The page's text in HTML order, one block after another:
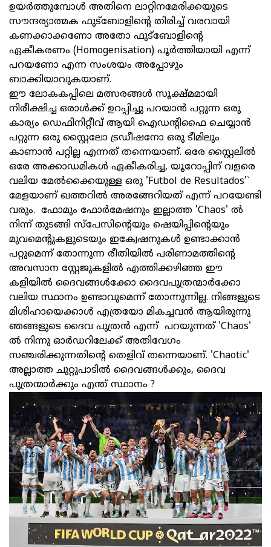
ഉയര്‍ത്തുമ്പോള്‍ അതിനെ ലാറ്റിനമേരിക്കയുടെ
സൗന്ദര്യാത്മക ഫുട്ബോളിന്റെ തിരിച്ച് വരവായി
കണക്കാക്കണോ അതോ ഫുട്ബോളിന്റെ
ഏകീകരണം (Homogenisation) പൂർത്തിയായി എന്ന്
പറയണോ എന്ന സംശയം അപ്പോഴും
ബാക്കിയാവുകയാണ്.
ഈ ലോകകപ്പിലെ മത്സരങ്ങള്‍ സൂക്ഷ്മമായി
നിരീക്ഷിച്ച ഒരാള്‍ക്ക് ഉറപ്പിച്ചു പറയാൻ പറ്റുന്ന ഒരു
കാര്യം ഡെഫിനിറ്റീവ് ആയി ഐഡന്റിഫൈ ചെയ്യാൻ
പറ്റുന്ന ഒരു സ്റ്റൈലോ ട്രഡീഷനോ ഒരു ടീമിലും
കാണാൻ പറ്റില്ല എന്നത് തന്നെയാണ്. ഒരേ സ്റ്റൈലിൽ
ഒരേ അക്കാഡമികൾ ഏകീകരിച്ച, യൂറോപ്പിന് വളരെ
വലിയ മേല്‍ക്കൈയുള്ള ഒരു 'Futbol de Resultados'`
മേളയാണ് ഖത്തറിൽ അരങ്ങേറിയത് എന്ന് പറയേണ്ടി
വരും. ഫോമും ഫോർമേഷനും ഇല്ലാത്ത 'Chaos' ൽ
നിന്ന് തുടങ്ങി സ്പേസിന്റെയും ഷെയിപ്പിന്റെയും
മുവമെന്റുകളുടെയും ഇക്വേഷനുകള്‍ ഉണ്ടാക്കാൻ
പറ്റുമെന്ന് തോന്നുന്ന രീതിയില്‍ പരിണാമത്തിന്റെ
അവസാന സ്റ്റേജുകളിൽ എത്തിക്കഴിഞ്ഞ ഈ
കളിയിൽ ദൈവങ്ങൾക്കോ ദൈവപുത്രന്മാർക്കോ
വലിയ സ്ഥാനം ഉണ്ടാവുമെന്ന് തോന്നുന്നില്ല. നിങ്ങളുടെ
മിശിഹായെക്കാൾ എത്രയോ മികച്ചവൻ ആയിരുന്നു
ഞങ്ങളുടെ ദൈവ പുത്രൻ എന്ന് പറയുന്നത് 'Chaos'
ല്‍ നിന്നു ഓര്‍ഡറിലേക്ക് അതിവേഗം
സഞ്ചരിക്കുന്നതിന്റെ തെളിവ് തന്നെയാണ്. 'Chaotic'
അല്ലാത്ത ചുറ്റുപാടില്‍ ദൈവങ്ങൾക്കും, ദൈവ
പുത്രന്മാർക്കും എന്ത് സ്ഥാനം ?